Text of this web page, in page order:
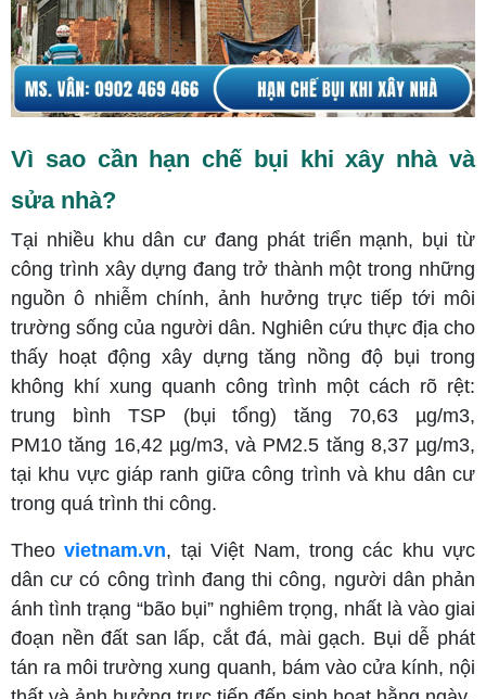
Vì sao cần hạn chế bụi khi xây nhà và
sửa nhà?
Tại nhiều khu dân cư đang phát triển mạnh, bụi từ
công trình xây dựng đang trở thành một trong những
nguồn ô nhiễm chính, ảnh hưởng trực tiếp tới môi
trường sống của người dân. Nghiên cứu thực địa cho
thấy hoạt động xây dựng tăng nồng độ bụi trong
không khí xung quanh công trình một cách rõ rệt:
trung bình TSP (bụi tổng) tăng 70,63 µg/m3,
PM10 tăng 16,42 µg/m3, và PM2.5 tăng 8,37 µg/m3,
tại khu vực giáp ranh giữa công trình và khu dân cư
trong quá trình thi công.
Theovietnam.vn, tại Việt Nam, trong các khu vực
dân cư có công trình đang thi công, người dân phản
ánh tình trạng “bão bụi” nghiêm trọng, nhất là vào giai
đoạn nền đất san lấp, cắt đá, mài gạch. Bụi dễ phát
tán ra môi trường xung quanh, bám vào cửa kính, nội